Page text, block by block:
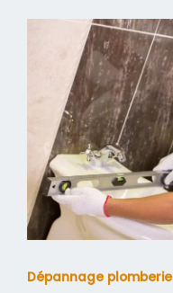
Dépannage plomberie